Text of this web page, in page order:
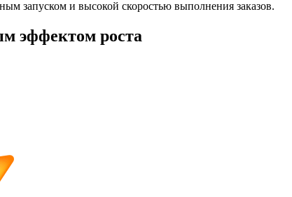
запуском и высокой скоростью выполнения заказов.
эффектом роста